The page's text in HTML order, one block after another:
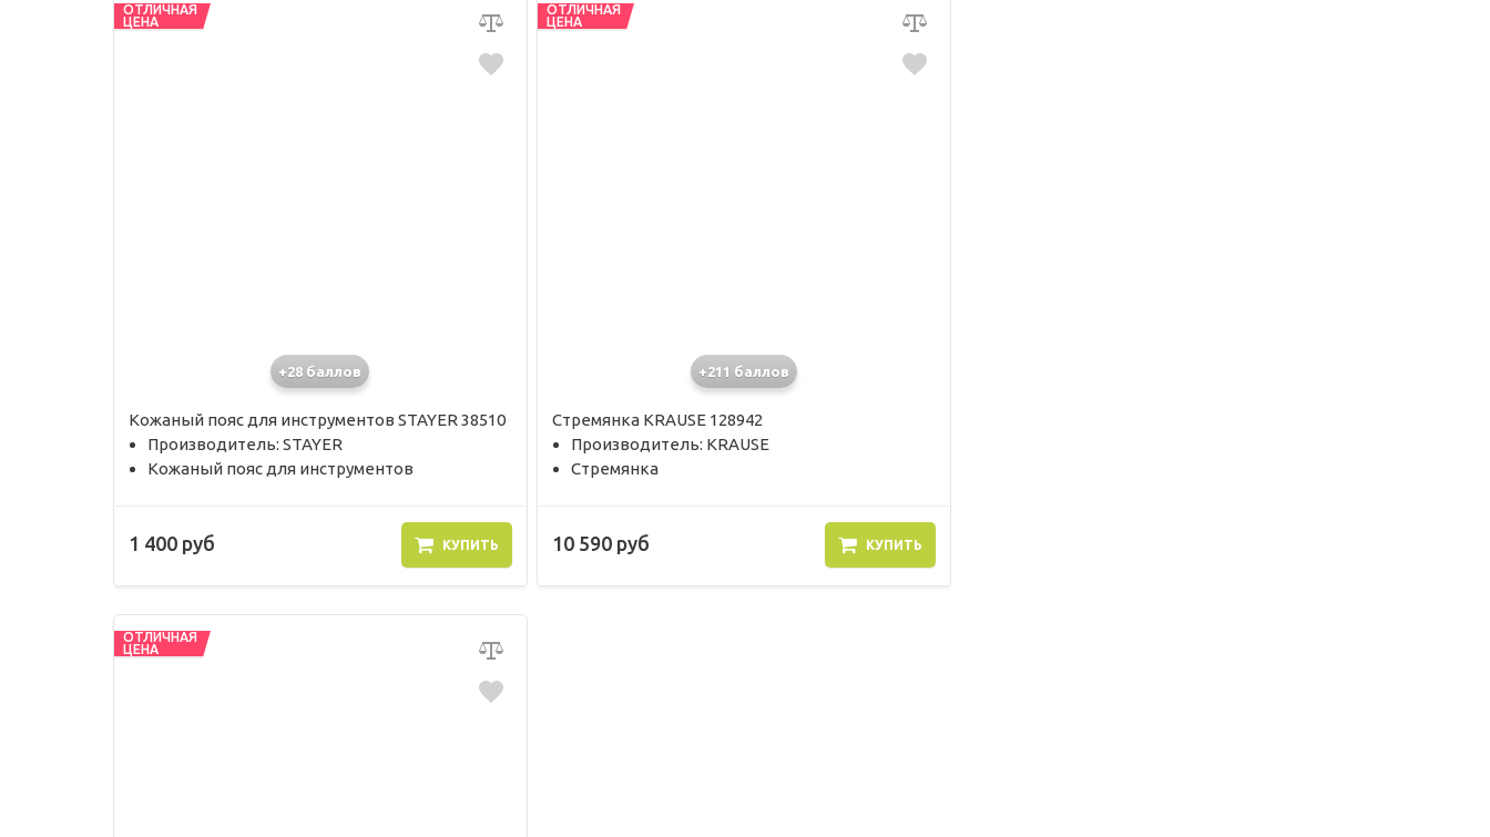
ОТЛИЧНАЯ
ЦЕНА
+28 баллов
Кожаный пояс для инструментов STAYER 38510
Производитель: STAYER
Кожаный пояс для инструментов
1 400 руб КУПИТЬ
ОТЛИЧНАЯ
ЦЕНА
+211 баллов
Стремянка KRAUSE 128942
Производитель: KRAUSE
Стремянка
10 590 руб КУПИТЬ
ОТЛИЧНАЯ
ЦЕНА